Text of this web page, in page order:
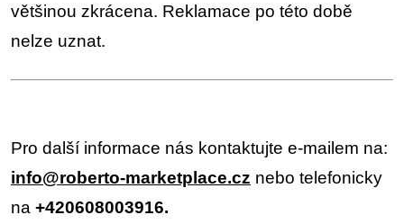
většinou zkrácena. Reklamace po této době
nelze uznat.
Pro další informace nás kontaktujte e-mailem na:
info@roberto-marketplace.cz nebo telefonicky
na +420608003916.